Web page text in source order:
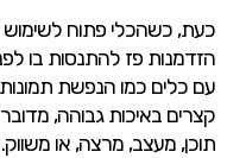
הזדמנות פז להתנסות בו
עם כלים כמו הנפשת תמונות,
קצרים באיכות גבוהה,
תוכן, מעצב, מרצה, או משווק.